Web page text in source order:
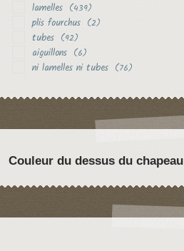
lamelles (439)
plis fourchus (2)
tubes (92)
aiguillons (6)
ni lamelles ni tubes (76)
Couleur du dessus du chapeau